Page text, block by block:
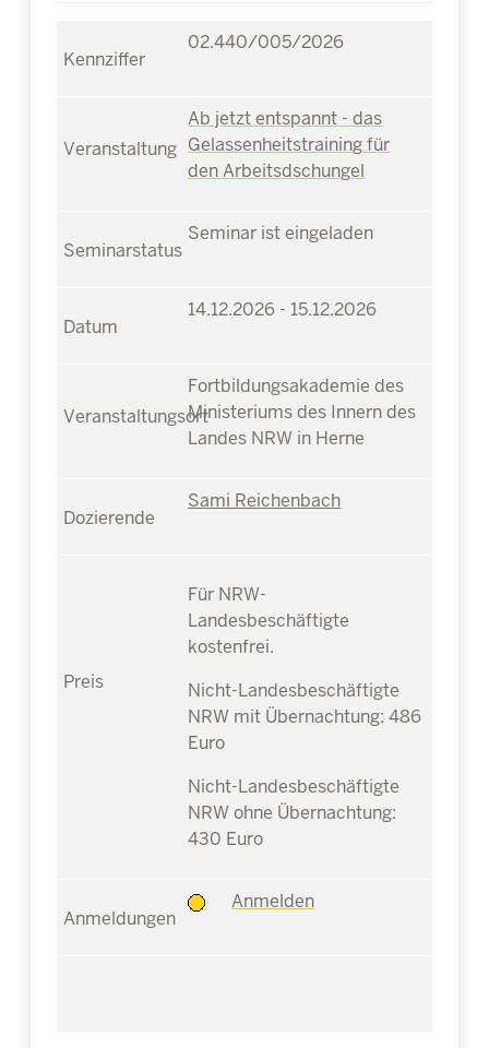
02.440/005/2026
Ab jetzt entspannt - das
Gelassenheitstraining für
den Arbeitsdschungel
Seminar ist eingeladen
14.12.2026 - 15.12.2026
Fortbildungsakademie des
Ministeriums des Innern des
Landes NRW in Herne
Sami Reichenbach
Für NRW-
Landesbeschäftigte
kostenfrei.
Nicht-Landesbeschäftigte
NRW mit Übernachtung: 486
Euro
Nicht-Landesbeschäftigte
NRW ohne Übernachtung:
430 Euro
Anmelden